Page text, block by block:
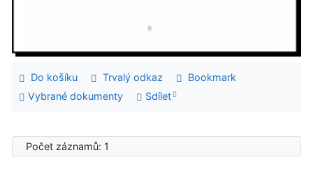
Do košíku Trvalý odkaz
Bookmark
Vybrané dokumenty
Sdílet
Počet záznamů: 1